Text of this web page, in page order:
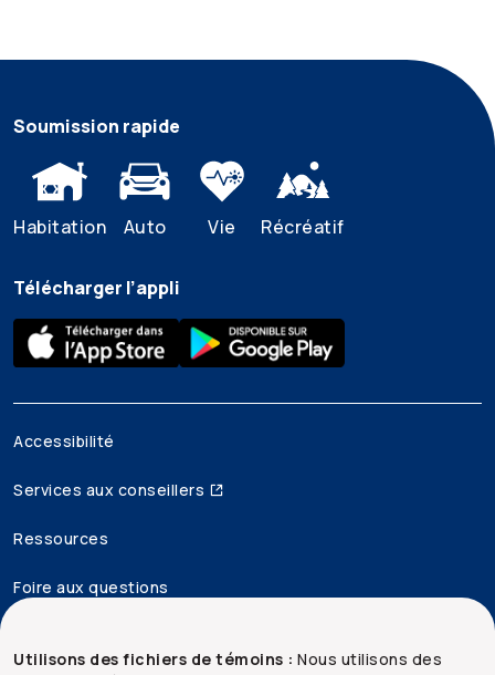
Utilisons des fichiers de témoins : Nous utilisons des
Soumission rapide
Habitation Auto Vie Récréatif
Télécharger l’appli
Accessibilité
Services aux conseillers
Ressources
Foire aux questions